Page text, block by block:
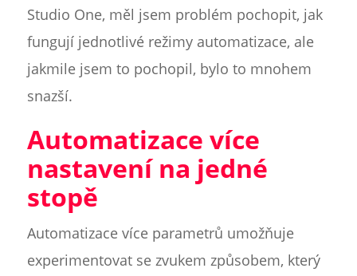
Studio One, měl jsem problém pochopit, jak
fungují jednotlivé režimy automatizace, ale
jakmile jsem to pochopil, bylo to mnohem
snazší.
Automatizace více
nastavení na jedné
stopě
Automatizace více parametrů umožňuje
experimentovat se zvukem způsobem, který